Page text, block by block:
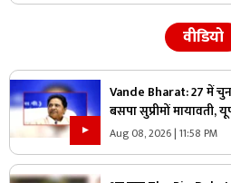
वीडियो
Vande Bharat: 27 में
बसपा सुप्रीमों मायावती,
महाभारत?
Aug 08, 2026 | 11:58 PM